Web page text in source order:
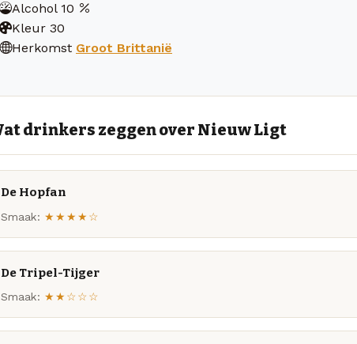
Alcohol 10
Kleur 30
Herkomst Groot Brittanië
drinkers zeggen over Nieuw Ligt
De Hopfan
Smaak: ★★★★☆
De Tripel-Tijger
Smaak: ★★☆☆☆